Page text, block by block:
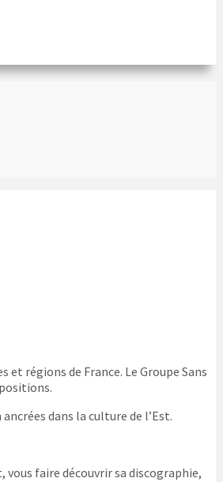
régions de France. Le Groupe Sans
dans la culture de l’Est.
vous faire découvrir sa discographie,